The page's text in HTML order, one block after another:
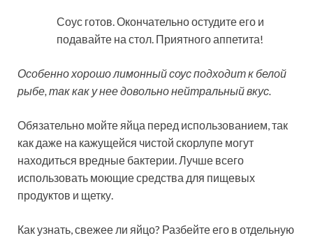
Соус готов. Окончательно остудите его и
подавайте на стол. Приятного аппетита!
Особенно хорошо лимонный соус подходит к белой
рыбе, так как у нее довольно нейтральный вкус.
Обязательно мойте яйца перед использованием, так
как даже на кажущейся чистой скорлупе могут
находиться вредные бактерии. Лучше всего
использовать моющие средства для пищевых
продуктов и щетку.
Как узнать, свежее ли яйцо? Разбейте его в отдельную